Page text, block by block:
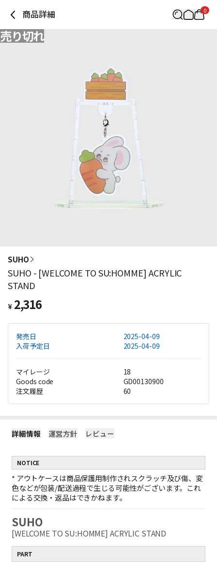
商品詳細 0
売り切れ
SUHO
SUHO - [WELCOME TO SU:HOMME] ACRYLIC
STAND
¥ 2,316
発売日
2025-04-09
入荷予定日
2025-04-09
マイレージ
18
Goods code
GD00130900
注文履歴
60
詳細情報 運営方針 レビュー
NOTICE
* アウトケースは商品保護用制作されスクラッチ及び傷、変
色などが包装/配送過程で生じる可能性がございます。これ
による交換・返品はできかねます。
SUHO
[WELCOME TO SU:HOMME] ACRYLIC STAND
PART